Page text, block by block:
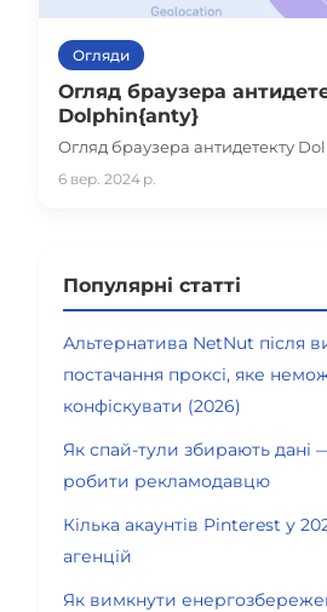
Популярні статті
Альтернатива NetNut після
постачання проксі, яке
конфіскувати (2026)
Як спай-тули збирають дані
робити рекламодавцю
Кілька акаунтів Pinterest у
агенцій
Як вимкнути
Огляди
Огляд браузера
Dolphin{anty}
Огляд браузера антидетекту
6 вер. 2024 р.